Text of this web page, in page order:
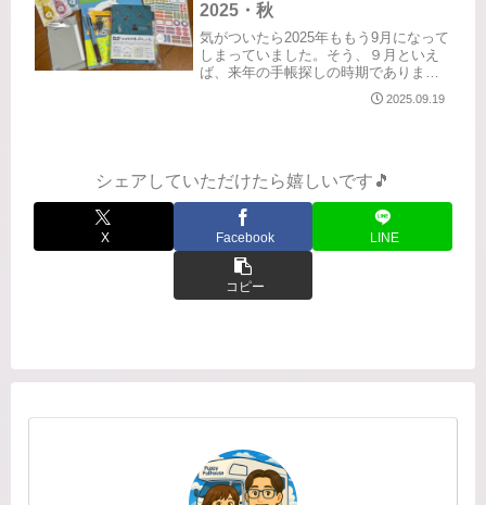
2025・秋
気がついたら2025年ももう9月になって
しまっていました。そう、９月といえ
ば、来年の手帳探しの時期でありま
す。毎年悩みます。マンスリー、ウイ
ークリー、バーチカル、一日1ページな
2025.09.19
シェアしていただけたら嬉しいです🎵
X Facebook LINE
コピー